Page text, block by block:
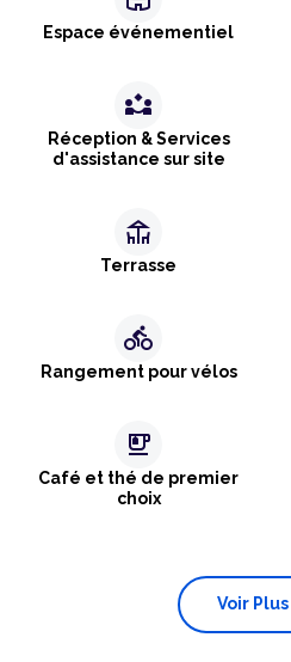
Espace événementiel
partner_exchange
Réception & Services
d'assistance sur site
deck
Terrasse
directions_bike
Rangement pour vélos
emoji_food_beverage
Café et thé de premier
choix
Voir Plus